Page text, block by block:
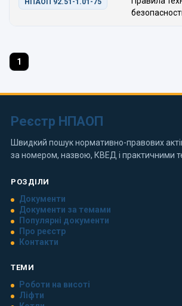
НПАОП 92.51-1.01-75
1
Реєстр НПАОП
Швидкий пошук нормативно-правових
за номером, назвою, КВЕД і практичними
РОЗДІЛИ
Документи
Документи за темами
Популярні документи
Про реєстр
Контакти
ТЕМИ
Роботи на висоті
Ліфти